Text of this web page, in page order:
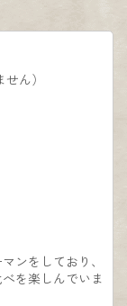
ん）
ンをしており、
を楽しんでいま